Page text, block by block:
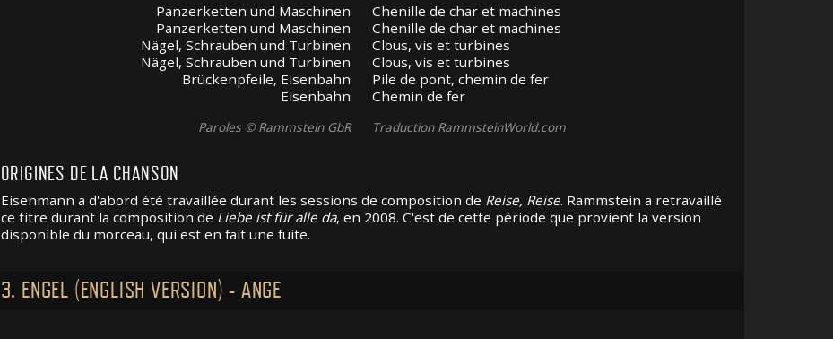
Panzerketten und Maschinen
Panzerketten und Maschinen
Nägel, Schrauben und Turbinen
Nägel, Schrauben und Turbinen
Brückenpfeile, Eisenbahn
Eisenbahn
Paroles © Rammstein GbR
Chenille de char et machines
Chenille de char et machines
Clous, vis et turbines
Clous, vis et turbines
Pile de pont, chemin de fer
Chemin de fer
Traduction RammsteinWorld.com
ORIGINES DE LA CHANSON
Eisenmann a d'abord été travaillée durant les sessions de composition de Reise, Reise. Rammstein a retravaillé
ce titre durant la composition de Liebe ist für alle da, en 2008. C'est de cette période que provient la version
disponible du morceau, qui est en fait une fuite.
3. ENGEL (ENGLISH VERSION) - ANGE